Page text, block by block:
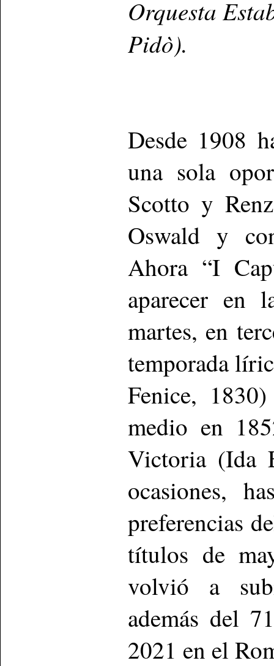
Orquesta
Pidò).
Desde 1908
una sola
Scotto y
Oswald y
Ahora “I
aparecer en
martes, en
temporada
Fenice,
medio en
Victoria (Ida
ocasiones,
preferencias
títulos de
volvió a
además del
2021 en el